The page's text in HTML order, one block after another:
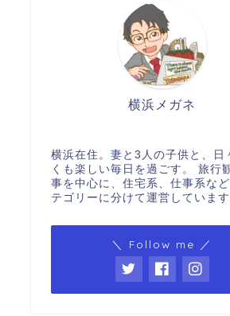
横浜メガネ
横浜在住。妻と3人の子供と、日
くも楽しい毎日を過ごす。 旅行
事を中心に、住宅系、仕事系な
テゴリーに分けて運営しています
＼ Follow me ／